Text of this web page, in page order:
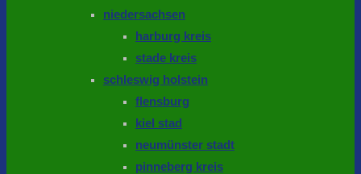
niedersachsen
harburg kreis
stade kreis
schleswig holstein
flensburg
kiel stad
neumünster stadt
pinneberg kreis